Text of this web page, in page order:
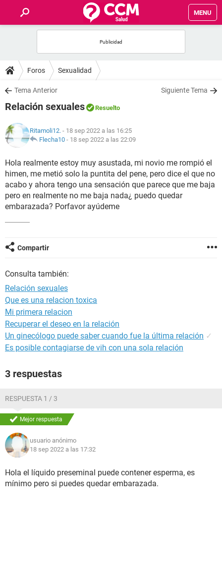
MENU
FOROS
SALUD
NUTRICIÓN
BIENESTAR
SEXUALIDAD
Foros Sexualidad
Tema Anterior Siguiente Tema
Relación sexuales Resuelto
Ritamoli12. - 18 sep 2022 a las 16:25
Flecha10 - 18 sep 2022 a las 22:09
Hola realmente estoy muy asustada, mi novio me rompió el
himen, me metió solo la puntita del pene, pero dice el que no
acabo y ahora tengo una sensación que parece que me baja
pero en realmente no me baja nada¿ puedo quedar
embarazada? Porfavor ayúdeme
Compartir
Consulta también:
Relación sexuales
Que es una relacion toxica
Mi primera relacion
Recuperar el deseo en la relación
Un ginecólogo puede saber cuando fue la última relación ✓
Es posible contagiarse de vih con una sola relación
3 respuestas
RESPUESTA 1 / 3
Mejor respuesta
usuario anónimo
18 sep 2022 a las 17:32
Hola el líquido preseminal puede contener esperma, es
mínimo pero si puedes quedar embarazada.